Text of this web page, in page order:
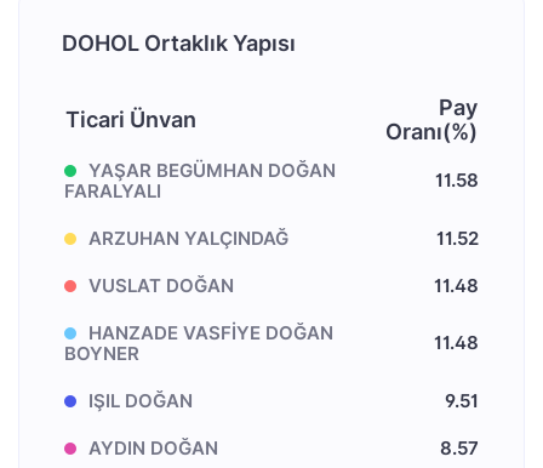
DOHOL Ortaklık Yapısı
Ticari Ünvan
Pay
Oranı(%)
YAŞAR BEGÜMHAN DOĞAN
FARALYALI
11.58
ARZUHAN YALÇINDAĞ 11.52
VUSLAT DOĞAN 11.48
HANZADE VASFİYE DOĞAN
BOYNER
11.48
IŞIL DOĞAN 9.51
AYDIN DOĞAN 8.57